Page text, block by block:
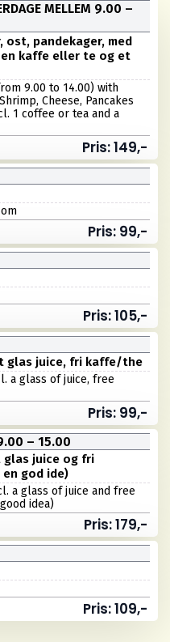
MELLEM 9.00 –
ost, pandekager, med
kaffe eller te og et
9.00 to 14.00) with
Cheese, Pancakes
1 coffee or tea and a
Pris: 149,-
Pris: 99,-
Pris: 105,-
glas juice, fri kaffe/the
a glass of juice, free
Pris: 99,-
9.00 – 15.00
glas juice og fri
god ide)
a glass of juice and free
idea)
Pris: 179,-
Pris: 109,-